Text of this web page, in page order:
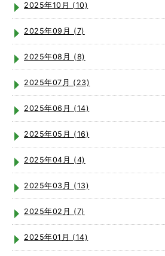
2025年10月 (10)
2025年09月 (7)
2025年08月 (8)
2025年07月 (23)
2025年06月 (14)
2025年05月 (16)
2025年04月 (4)
2025年03月 (13)
2025年02月 (7)
2025年01月 (14)